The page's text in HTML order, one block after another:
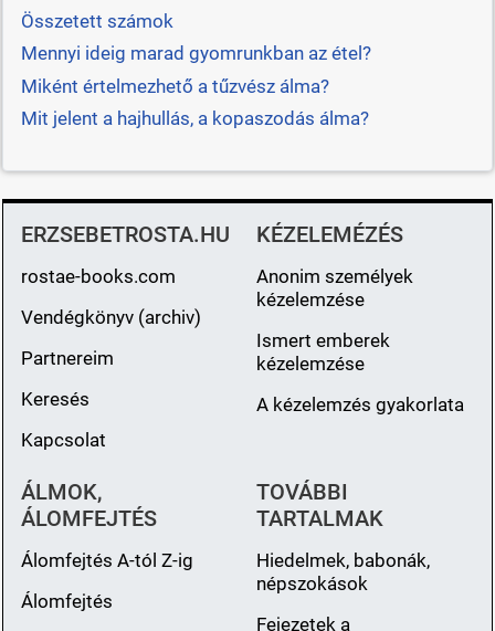
Összetett számok
Mennyi ideig marad gyomrunkban az étel?
Miként értelmezhető a tűzvész álma?
Mit jelent a hajhullás, a kopaszodás álma?
ERZSEBETROSTA.HU
rostae-books.com
Vendégkönyv (archiv)
Partnereim
Keresés
Kapcsolat
KÉZELEMÉZÉS
Anonim személyek
kézelemzése
Ismert emberek
kézelemzése
A kézelemzés gyakorlata
ÁLMOK,
ÁLOMFEJTÉS
Álomfejtés A-tól Z-ig
Álomfejtés
TOVÁBBI
TARTALMAK
Hiedelmek, babonák,
népszokások
Fejezetek a